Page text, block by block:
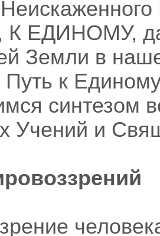
К ЕДИНОМУ,
Земли в
Путь к
синтезом
Учений и